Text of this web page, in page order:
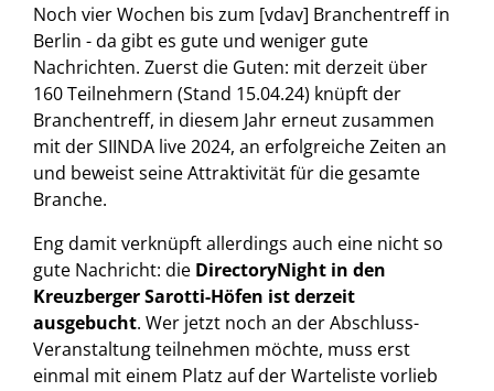
Noch vier Wochen bis zum [vdav] Branchentreff in
Berlin - da gibt es gute und weniger gute
Nachrichten. Zuerst die Guten: mit derzeit über
160 Teilnehmern (Stand 15.04.24) knüpft der
Branchentreff, in diesem Jahr erneut zusammen
mit der SIINDA live 2024, an erfolgreiche Zeiten an
und beweist seine Attraktivität für die gesamte
Branche.
Eng damit verknüpft allerdings auch eine nicht so
gute Nachricht: die DirectoryNight in den
Kreuzberger Sarotti-Höfen ist derzeit
ausgebucht. Wer jetzt noch an der Abschluss-
Veranstaltung teilnehmen möchte, muss erst
einmal mit einem Platz auf der Warteliste vorlieb